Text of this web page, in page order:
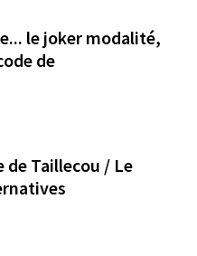
le joker modalité,
de
de Taillecou / Le